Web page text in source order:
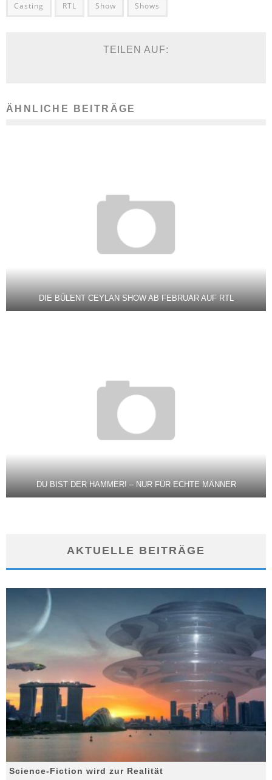
Casting RTL Show Shows
TEILEN AUF:
ÄHNLICHE BEITRÄGE
DIE BÜLENT CEYLAN SHOW AB FEBRUAR AUF RTL
DU BIST DER HAMMER! – NUR FÜR ECHTE MÄNNER
AKTUELLE BEITRÄGE
Science-Fiction wird zur Realität